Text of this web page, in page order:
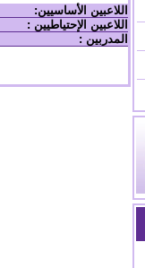
اللاعبين الأساسيين:
اللاعبين الإحتياطيين :
المدربين :